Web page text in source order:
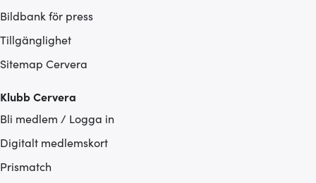
Bildbank för press
Tillgänglighet
Sitemap Cervera
Klubb Cervera
Bli medlem / Logga in
Digitalt medlemskort
Prismatch